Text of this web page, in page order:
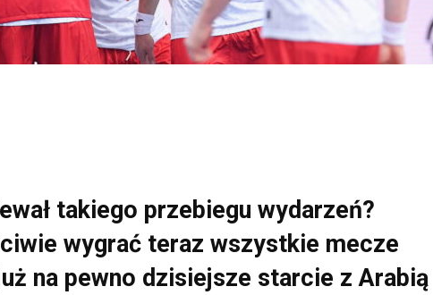
takiego przebiegu wydarzeń?
wygrać teraz wszystkie mecze
na pewno dzisiejsze starcie z Arabią